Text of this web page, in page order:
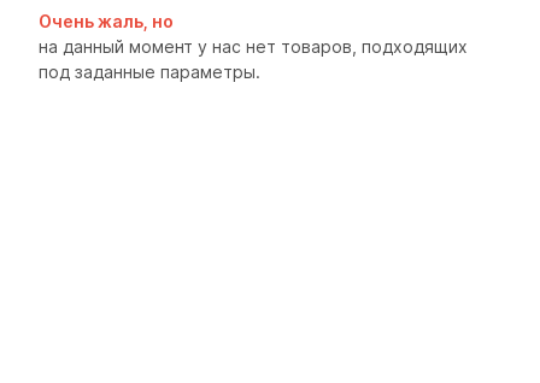
Очень жаль, но
на данный момент у нас нет товаров, подходящих
под заданные параметры.